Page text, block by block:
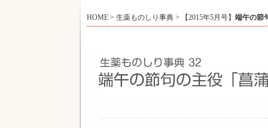
HOME > 生薬ものしり事典 > 【2015年5月号】 端午の節